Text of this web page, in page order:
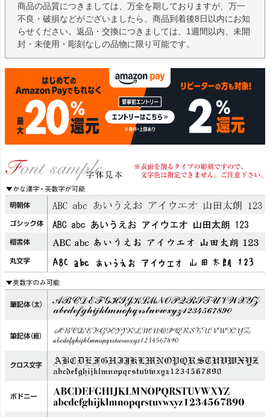
商品の品質につきましては、万全を期しておりますが、万一
不良・破損などがございましたら、商品到着後8日以内にお知
らせください。返品・交換につきましては、1週間以内、未開
封・未使用・彫刻なしの品物に限り可能です。